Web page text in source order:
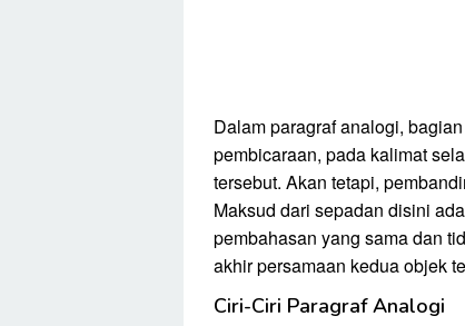
Dalam paragraf analogi,
pembicaraan, pada kalimat
tersebut. Akan tetapi,
Maksud dari sepadan disini
pembahasan yang sama dan
akhir persamaan kedua objek
Ciri-Ciri Paragraf Analogi